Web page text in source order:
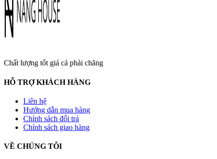
Chất lượng tốt giá cả phải chăng
HỖ TRỢ KHÁCH HÀNG
Liên hệ
Hướng dẫn mua hàng
Chính sách đổi trả
Chính sách giao hàng
VỀ CHÚNG TÔI